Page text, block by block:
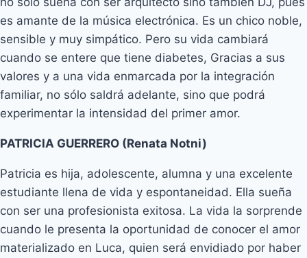
es amante de la música electrónica. Es un chico noble,
sensible y muy simpático. Pero su vida cambiará
cuando se entere que tiene diabetes, Gracias a sus
valores y a una vida enmarcada por la integración
familiar, no sólo saldrá adelante, sino que podrá
experimentar la intensidad del primer amor.
PATRICIA GUERRERO (Renata Notni)
Patricia es hija, adolescente, alumna y una excelente
estudiante llena de vida y espontaneidad. Ella sueña
con ser una profesionista exitosa. La vida la sorprende
cuando le presenta la oportunidad de conocer el amor
materializado en Luca, quien será envidiado por haber